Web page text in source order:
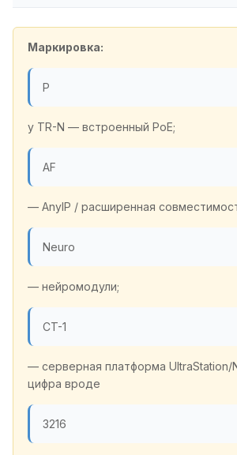
Маркировка:
P
у TR-N — встроенный PoE;
AF
— AnyIP / расширенная
Neuro
— нейромодули;
CT-1
— серверная платформа UltraStation/
цифра вроде
3216